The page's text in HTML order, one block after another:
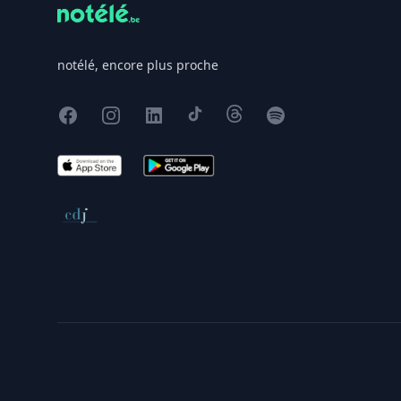
notélé, encore plus proche
FacebookInstagram
X TikTokThreadsSpotify
App Store Google Play
Conseil de déontologie journalistique